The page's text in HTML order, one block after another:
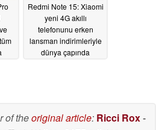
Redmi Note 15: Xiaomi
yeni 4G akıllı
telefonunu erken
lansman indirimleriyle
dünya çapında
of theoriginal article: Ricci Rox-